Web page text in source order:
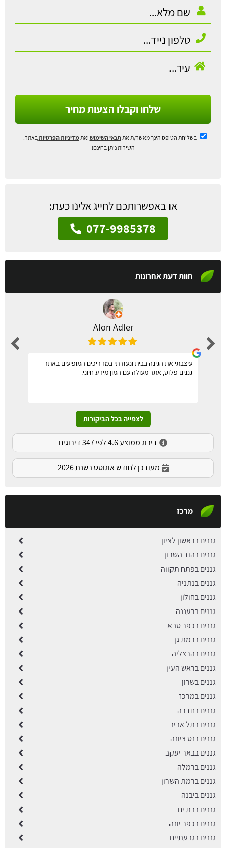
שלחו וקבלו הצעות מחיר
בשליחת הטופס הינך מאשר/ת את תנאי השימוש ואתמדיניות הפרטיות באתר.
השירות ניתן בחינם!
או באפשרותכם לחייג אלינו כעת:
077-9985378
חוות דעת אחרונות
Alon Adler
עיצבתי את הגינה בבית ונעזרתי במדריכים המופיעים באתר
גננים פלוס, אתר מעולה עם המון מידע חיוני.
לצפייה בכל הביקורות
דירוג ממוצע 4.6 לפי 347 דירוגים
מעודכן לחודש אוגוסט בשנת 2026
מרכז
גננים בראשון לציון
גננים בהוד השרון
גננים בפתח תקווה
גננים בנתניה
גננים בחולון
גננים ברעננה
גננים בכפר סבא
גננים ברמת גן
גננים בהרצליה
גננים בראש העין
גננים בשרון
גננים במרכז
גננים בחדרה
גננים בתל אביב
גננים בנס ציונה
גננים בבאר יעקב
גננים ברמלה
גננים ברמת השרון
גננים ביבנה
גננים בבת ים
גננים בכפר יונה
גננים בגבעתיים